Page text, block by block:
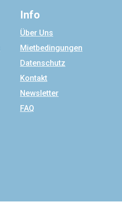
Info
Über Uns
Mietbedingungen
Datenschutz
Kontakt
Newsletter
FAQ